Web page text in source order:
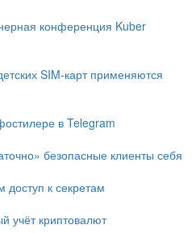
конференция Kuber
SIM-карт применяются
в Telegram
безопасные клиенты себя
доступ к секретам
учёт криптовалют